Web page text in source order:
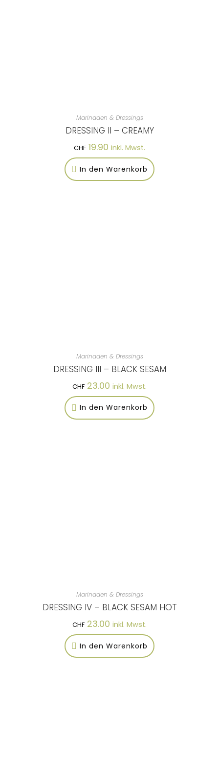
Marinaden & Dressings
DRESSING II – CREAMY
CHF 19.90 inkl. Mwst.
In den Warenkorb
Marinaden & Dressings
DRESSING III – BLACK SESAM
CHF 23.00 inkl. Mwst.
In den Warenkorb
Marinaden & Dressings
DRESSING IV – BLACK SESAM HOT
CHF 23.00 inkl. Mwst.
In den Warenkorb